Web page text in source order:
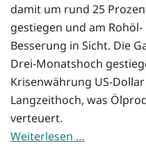
damit um rund 25
gestiegen und am
Besserung in Sicht. Die
Drei-Monatshoch
Krisenwährung US-
Langzeithoch, was
verteuert.
Weiterlesen …